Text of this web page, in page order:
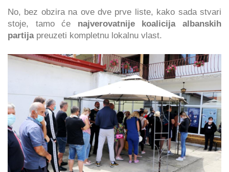
No, bez obzira na ove dve prve liste, kako sada stvari
stoje, tamo će najverovatnije koalicija albanskih
partijapreuzeti kompletnu lokalnu vlast.